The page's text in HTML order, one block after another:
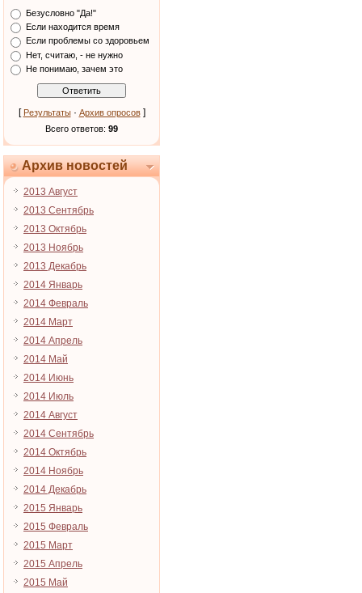
Безусловно "Да!"
Если находится время
Если проблемы со здоровьем
Нет, считаю, - не нужно
Не понимаю, зачем это
[ Результаты· Архив опросов]
Всего ответов: 99
Архив новостей
2013 Август
2013 Сентябрь
2013 Октябрь
2013 Ноябрь
2013 Декабрь
2014 Январь
2014 Февраль
2014 Март
2014 Апрель
2014 Май
2014 Июнь
2014 Июль
2014 Август
2014 Сентябрь
2014 Октябрь
2014 Ноябрь
2014 Декабрь
2015 Январь
2015 Февраль
2015 Март
2015 Апрель
2015 Май